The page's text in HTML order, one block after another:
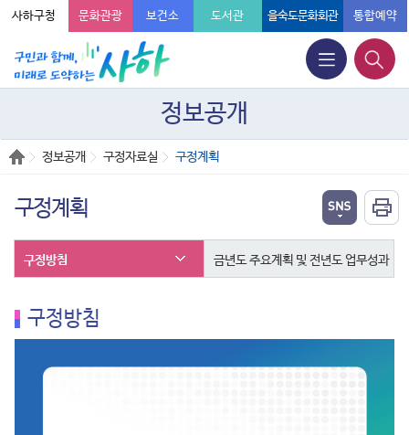
사하구청 문화관광 보건소 도서관 을숙도문화회관 통합예약
정보공개
정보공개 구정자료실 구정계획
구정계획
구정방침 금년도 주요계획 및 전년도 업무성과
구정방침